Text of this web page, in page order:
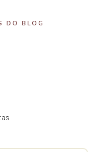
DO BLOG